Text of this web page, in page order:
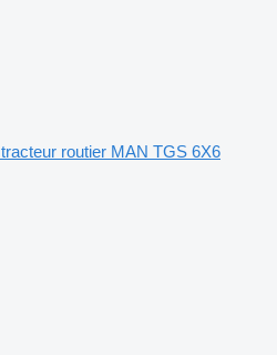
tracteur routier MAN TGS 6X6